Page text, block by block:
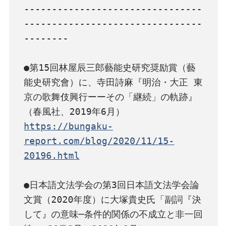
--------------------------------
--------------------------------
--------
●第15回林屋辰三郎藝能史研究奨励賞（藝
能史研究會）に、寺田詩麻『明治・大正 東
京の歌舞伎興行ーーその「継続」の軌跡』
https://bungaku-
report.com/blog/2020/11/15-
20196.html
●日本語文法学会の第3回日本語文法学会論
文賞（2020年度）に大塚貴史氏「副詞『決
して』の意味─条件的関係の不成立と非一回